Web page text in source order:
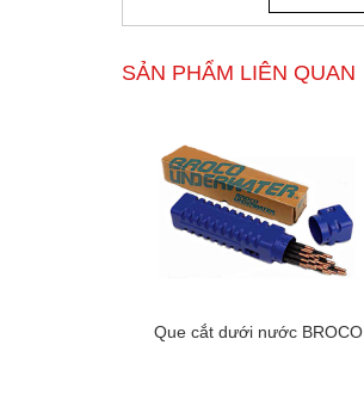
SẢN PHẨM LIÊN QUAN
Que cắt dưới nước BROCO